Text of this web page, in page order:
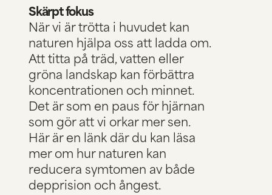
Skärpt fokus
När vi är trötta i huvudet kan
naturen hjälpa oss att ladda om.
Att titta på träd, vatten eller
gröna landskap kan förbättra
koncentrationen och minnet.
Det är som en paus för hjärnan
som gör att vi orkar mer sen.
Här är en länkdär du kan läsa
mer om hur naturen kan
reducera symtomen av både
depprision och ångest.